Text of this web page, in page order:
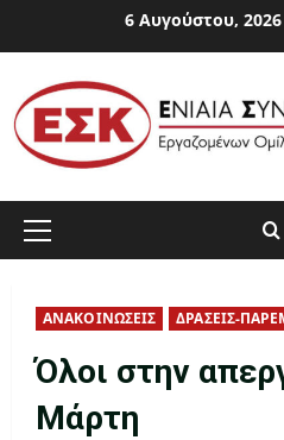
to
content
6 Αυγούστου, 2026
Primary
ΑΝΑΚΟΙΝΩΣΕΙΣ ΔΡΑΣΕΙΣ-
Όλοι στην
Μάρτη